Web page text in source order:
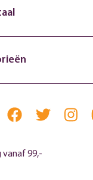
vanaf 99,-